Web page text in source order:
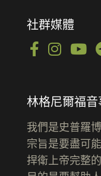
社群媒體
林格尼爾福音
我們是史普羅
宗旨是要盡可
捍衛上帝完整